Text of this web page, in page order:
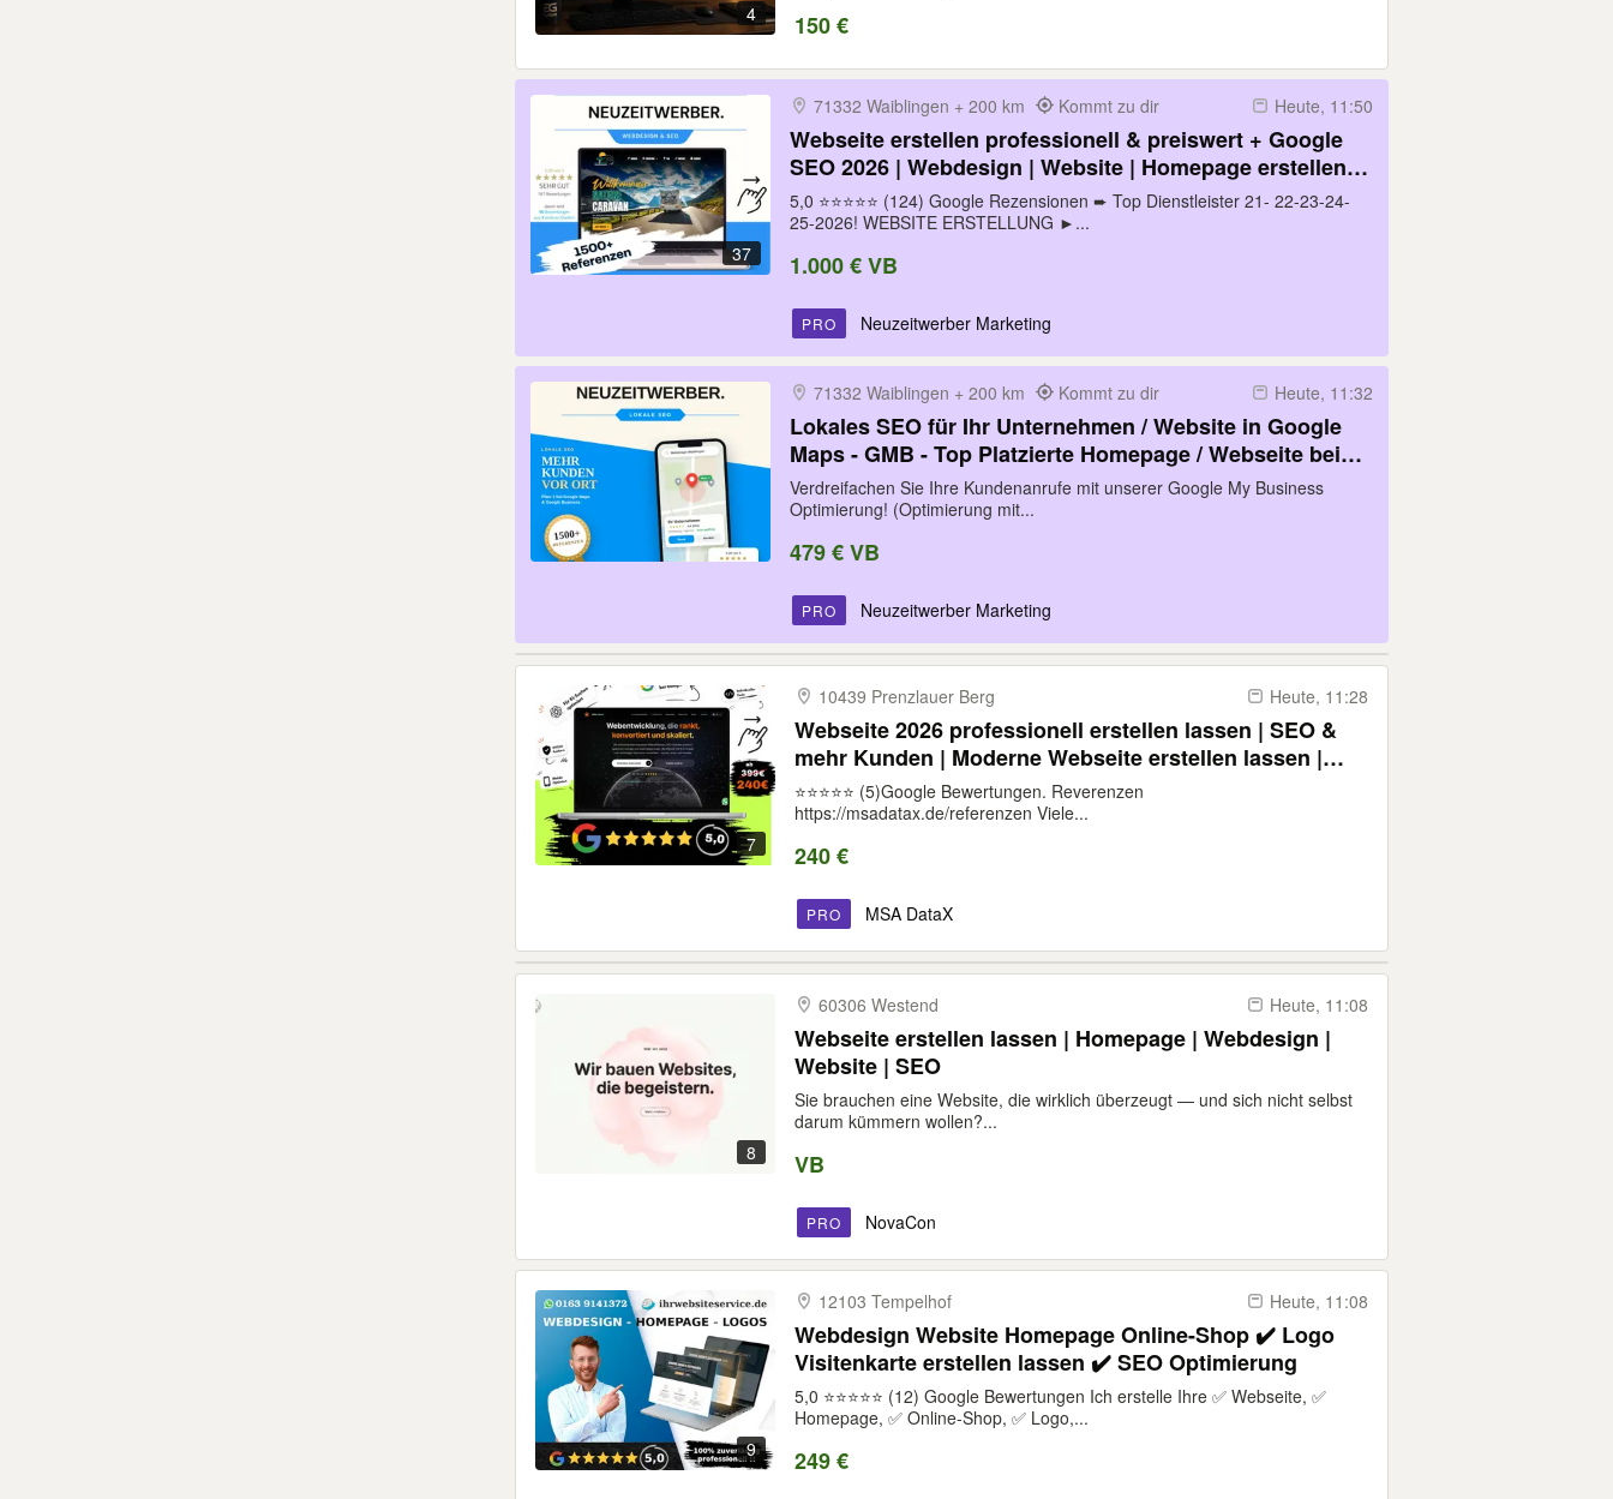
4 150 €
37
71332 Waiblingen + 200 km Kommt zu dir Heute, 11:50
Webseite erstellen professionell & preiswert + Google
SEO 2026 | Webdesign | Website | Homepage erstellen |
WordPress | Programmierer | UX / UI | Web Agentur
5,0 ⭐⭐⭐⭐⭐ (124) Google Rezensionen ➨ Top Dienstleister 21- 22-23-24-
25-2026! WEBSITE ERSTELLUNG ►...
1.000 € VB
PRO Neuzeitwerber Marketing
71332 Waiblingen + 200 km Kommt zu dir Heute, 11:32
Lokales SEO für Ihr Unternehmen / Website in Google
Maps - GMB - Top Platzierte Homepage / Webseite bei
My-Business!
Verdreifachen Sie Ihre Kundenanrufe mit unserer Google My Business
Optimierung! (Optimierung mit...
479 € VB
PRO Neuzeitwerber Marketing
7
10439 Prenzlauer Berg Heute, 11:28
Webseite 2026 professionell erstellen lassen | SEO &
mehr Kunden | Moderne Webseite erstellen lassen |
Website | Homepage | Webdesign
⭐⭐⭐⭐⭐ (5)Google Bewertungen. Reverenzen
https://msadatax.de/referenzen Viele...
240 €
PRO MSA DataX
8
60306 Westend Heute, 11:08
Webseite erstellen lassen | Homepage | Webdesign |
Website | SEO
Sie brauchen eine Website, die wirklich überzeugt — und sich nicht selbst
darum kümmern wollen?...
VB
PRO NovaCon
9
12103 Tempelhof Heute, 11:08
Webdesign Website Homepage Online-Shop ✔️ Logo
Visitenkarte erstellen lassen ✔️ SEO Optimierung
5,0 ⭐⭐⭐⭐⭐ (12) Google Bewertungen Ich erstelle Ihre ✅ Webseite, ✅
Homepage, ✅ Online-Shop, ✅ Logo,...
249 €